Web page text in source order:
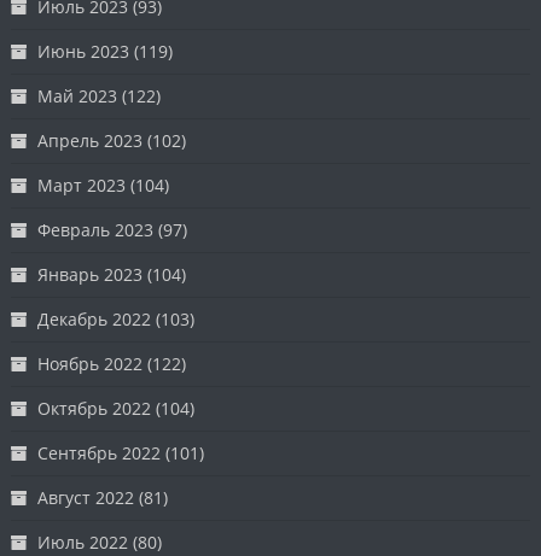
Июль 2023 (93)
Июнь 2023 (119)
Май 2023 (122)
Апрель 2023 (102)
Март 2023 (104)
Февраль 2023 (97)
Январь 2023 (104)
Декабрь 2022 (103)
Ноябрь 2022 (122)
Октябрь 2022 (104)
Сентябрь 2022 (101)
Август 2022 (81)
Июль 2022 (80)